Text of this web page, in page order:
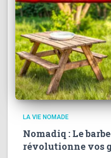
LA VIE NOMADE
Nomadiq : Le
révolutionne vos